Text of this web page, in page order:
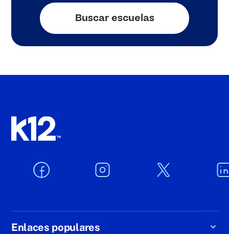
Buscar escuelas
Enlaces populares